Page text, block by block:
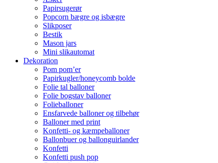
Papirsugerør
Popcorn bægre og isbægre
Slikposer
Bestik
Mason jars
Mini slikautomat
Dekoration
Pom pom’er
Papirkugler/honeycomb bolde
Folie tal balloner
Folie bogstav balloner
Folieballoner
Ensfarvede balloner og tilbehør
Balloner med print
Konfetti- og kæmpeballoner
Ballonbuer og ballonguirlander
Konfetti
Konfetti push pop